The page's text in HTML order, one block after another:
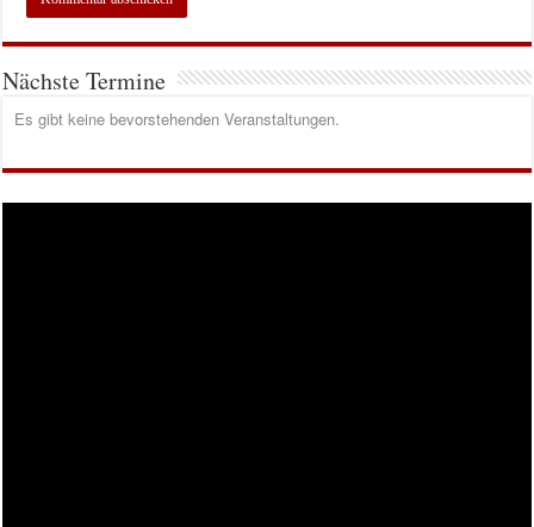
Nächste Termine
Es gibt keine bevorstehenden Veranstaltungen.